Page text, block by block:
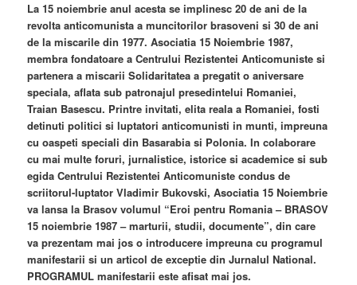
La 15 noiembrie anul acesta se implinesc 20 de ani de la
revolta anticomunista a muncitorilor brasoveni si 30 de ani
de la miscarile din 1977. Asociatia 15 Noiembrie 1987,
membra fondatoare a Centrului Rezistentei Anticomuniste si
partenera a miscarii Solidaritatea a pregatit o aniversare
speciala, aflata sub patronajul presedintelui Romaniei,
Traian Basescu. Printre invitati, elita reala a Romaniei, fosti
detinuti politici si luptatori anticomunisti in munti, impreuna
cu oaspeti speciali din Basarabia si Polonia. In colaborare
cu mai multe foruri, jurnalistice, istorice si academice si sub
egida Centrului Rezistentei Anticomuniste condus de
scriitorul-luptator Vladimir Bukovski, Asociatia 15 Noiembrie
va lansa la Brasov volumul “Eroi pentru Romania – BRASOV
15 noiembrie 1987 – marturii, studii, documente”, din care
va prezentam mai jos o introducere impreuna cu programul
manifestarii si un articol de exceptie din Jurnalul National.
PROGRAMUL manifestarii este afisat mai jos.